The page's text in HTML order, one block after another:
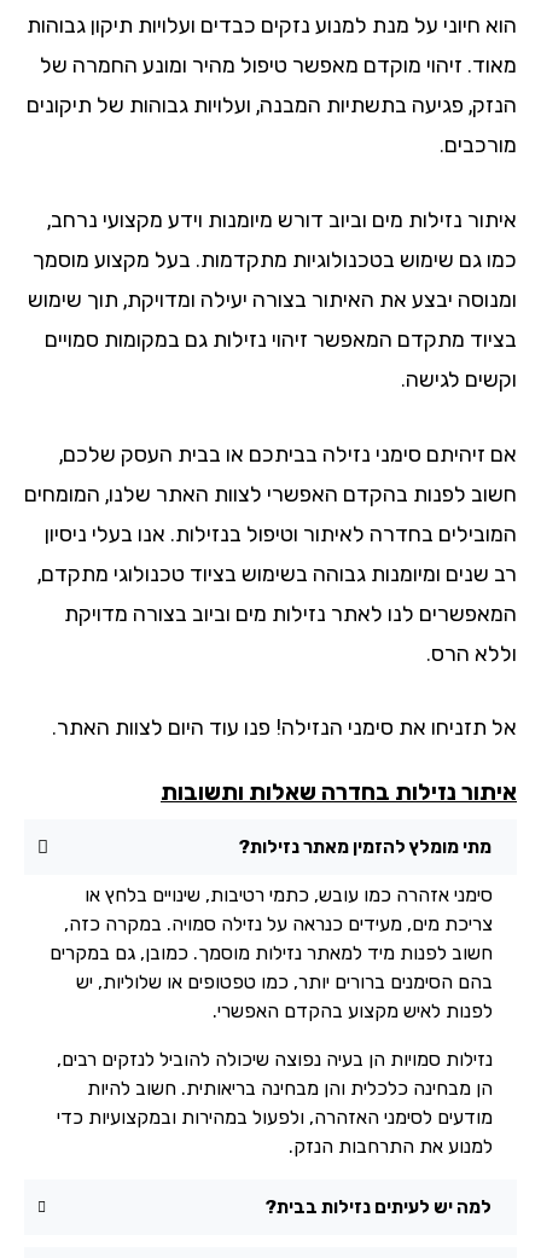
חיוני על מנת למנוע נזקים כבדים ועלויות תיקון גבוהות
זיהוי מוקדם מאפשר טיפול מהיר ומונע החמרה של
פגיעה בתשתיות המבנה, ועלויות גבוהות של תיקונים
נזילות מים וביוב דורש מיומנות וידע מקצועי נרחב,
גם שימוש בטכנולוגיות מתקדמות. בעל מקצוע מוסמך
יבצע את האיתור בצורה יעילה ומדויקת, תוך שימוש
מתקדם המאפשר זיהוי נזילות גם במקומות סמויים
לגישה.
זיהיתם סימני נזילה בביתכם או בבית העסק שלכם,
לפנות בהקדם האפשרי לצוות האתר שלנו, המומחים
בחדרה לאיתור וטיפול בנזילות. אנו בעלי ניסיון
שנים ומיומנות גבוהה בשימוש בציוד טכנולוגי מתקדם,
לנו לאתר נזילות מים וביוב בצורה מדויקת
הרס.
תזניחו את סימני הנזילה! פנו עוד היום לצוות האתר.
נזילות בחדרה שאלות ותשובות
מתי מומלץ להזמין מאתר נזילות?
סימני אזהרה כמו עובש, כתמי רטיבות, שינויים בלחץ או
צריכת מים, מעידים כנראה על נזילה סמויה. במקרה כזה,
חשוב לפנות מיד למאתר נזילות מוסמך. כמובן, גם במקרים
בהם הסימנים ברורים יותר, כמו טפטופים או שלוליות, יש
לפנות לאיש מקצוע בהקדם האפשרי.
נזילות סמויות הן בעיה נפוצה שיכולה להוביל לנזקים רבים,
הן מבחינה כלכלית והן מבחינה בריאותית. חשוב להיות
מודעים לסימני האזהרה, ולפעול במהירות ובמקצועיות כדי
למנוע את התרחבות הנזק.
למה יש לעיתים נזילות בבית?